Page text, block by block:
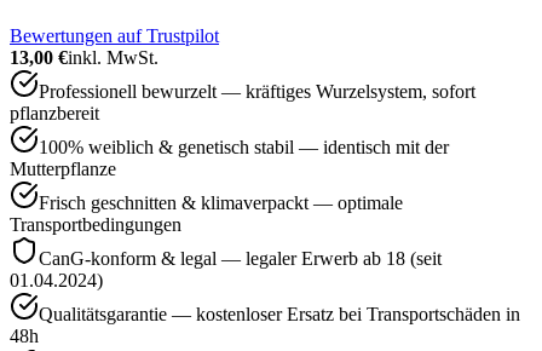
Bewertungen auf Trustpilot
13,00 €inkl. MwSt.
Professionell bewurzelt — kräftiges Wurzelsystem, sofort
pflanzbereit
100% weiblich & genetisch stabil — identisch mit der
Mutterpflanze
Frisch geschnitten & klimaverpackt — optimale
Transportbedingungen
CanG-konform & legal — legaler Erwerb ab 18 (seit
01.04.2024)
Qualitätsgarantie — kostenloser Ersatz bei Transportschäden in
48h